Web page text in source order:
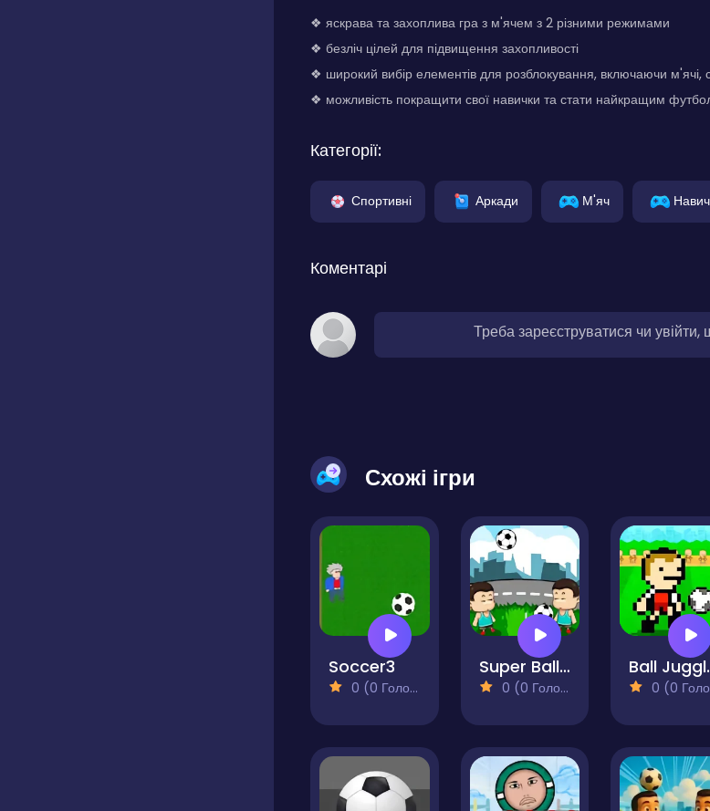
❖ яскрава та захоплива гра з м'ячем з 2 різними режимами
❖ безліч цілей для підвищення захопливості
❖ широкий вибір елементів для розблокування, включаючи м'ячі,
❖ можливість покращити свої навички та стати найкращим
Категорії:
Спортивні Аркади М'яч
Коментарі
Треба зареєструватися чи
Схожі ігри
Soccer3
0 (0 Голосів)
Super Ball Juggling
0 (0 Голосів) 0 (0 Голосів)